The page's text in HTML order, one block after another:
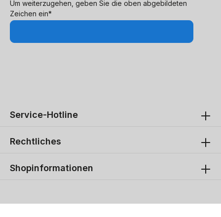
Um weiterzugehen, geben Sie die oben abgebildeten
Zeichen ein*
Service-Hotline
Rechtliches
Shopinformationen